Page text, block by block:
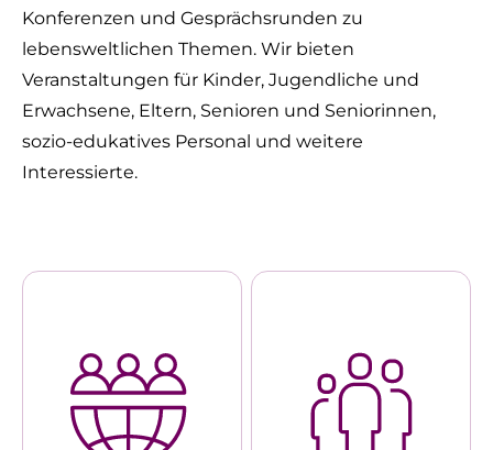
Konferenzen und Gesprächsrunden zu
lebensweltlichen Themen. Wir bieten
Veranstaltungen für Kinder, Jugendliche und
Erwachsene, Eltern, Senioren und Seniorinnen,
sozio-edukatives Personal und weitere
Interessierte.